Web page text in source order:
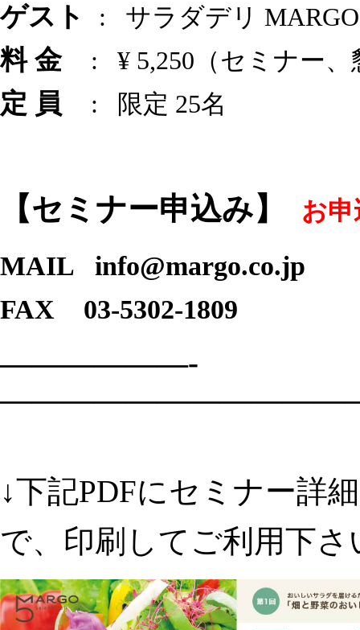
ゲスト : サラダデリ
料 金 : ¥ 5,250（セミナー、
定 員 : 限定 25名
【セミナー申込み】 お
MAIL info@margo.co.jp
FAX 03-5302-1809
——————-
↓下記PDFにセミナー詳
で、印刷してご利用下さ